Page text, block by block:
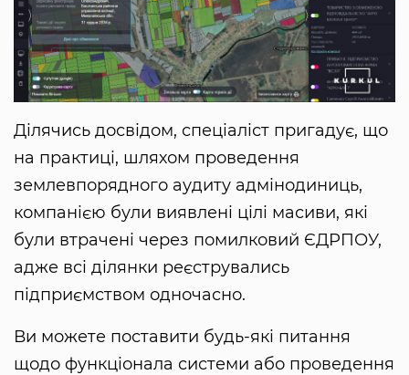
Ділячись досвідом, спеціаліст пригадує, що
на практиці, шляхом проведення
землевпорядного аудиту адмінодиниць,
компанією були виявлені цілі масиви, які
були втрачені через помилковий ЄДРПОУ,
адже всі ділянки реєструвались
підприємством одночасно.
Ви можете поставити будь-які питання
щодо функціонала системи або проведення